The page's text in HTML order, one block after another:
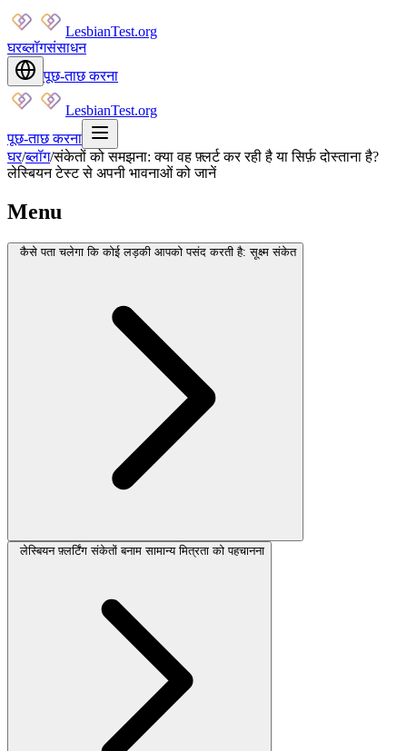
LesbianTest.org
घरब्लॉगसंसाधन
पूछ-ताछ करना
LesbianTest.org
पूछ-ताछ करना
घर/ब्लॉग/संकेतों को समझना: क्या वह फ़्लर्ट कर रही है या सिर्फ़ दोस्ताना है?
लेस्बियन टेस्ट से अपनी भावनाओं को जानें
Menu
कैसे पता चलेगा कि कोई लड़की आपको पसंद करती है: सूक्ष्म संकेत
लेस्बियन फ़्लर्टिंग संकेतों बनाम सामान्य मित्रता को पहचानना